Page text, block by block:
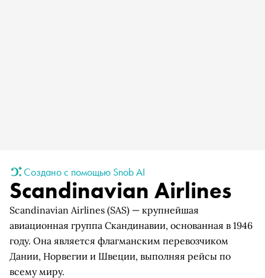
Создано с помощью Snob AI
Scandinavian Airlines
Scandinavian Airlines (SAS) — крупнейшая
авиационная группа Скандинавии, основанная в 1946
году. Она является флагманским перевозчиком
Дании, Норвегии и Швеции, выполняя рейсы по
всему миру.